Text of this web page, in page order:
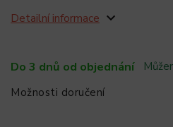
Do 3 dnů od objednání
Možnosti doručení
Detailní informace